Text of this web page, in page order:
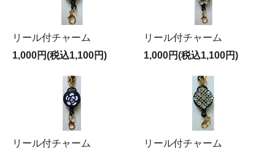
リール付チャーム
1,000円(税込1,100円)
リール付チャーム
1,000円(税込1,100円)
リール付チャーム
リール付チャーム